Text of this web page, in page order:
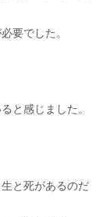
要でした。
と感じました。
と死があるのだ